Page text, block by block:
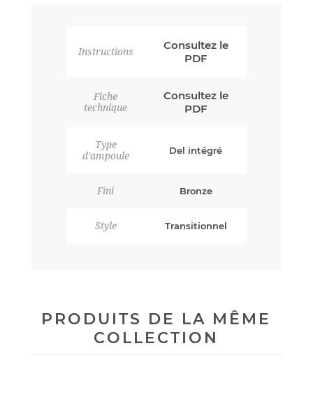
Instructions
Consultez le
PDF
Fiche
technique
Consultez le
PDF
Type
d'ampoule
Del intégré
Fini Bronze
Style Transitionnel
PRODUITS DE LA MÊME
COLLECTION